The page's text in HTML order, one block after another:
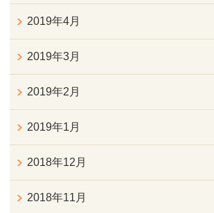
2019年4月
2019年3月
2019年2月
2019年1月
2018年12月
2018年11月